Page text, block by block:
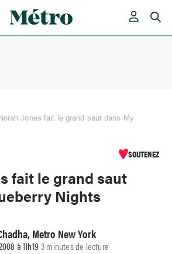
Norah Jones fait le grand saut dans My
SOUTENEZ
fait le grand saut
Nights
Metro New York
à 11h19 3 minutes de lecture